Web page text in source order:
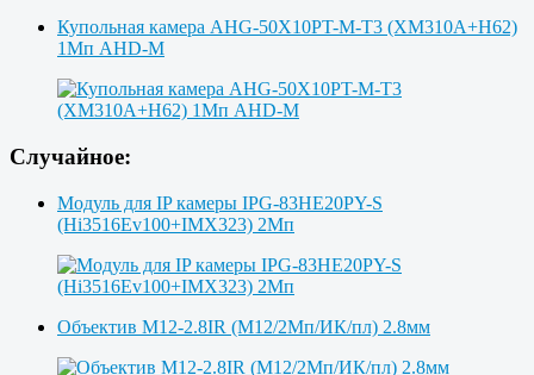
Купольная камера AHG-50X10PT-M-T3 (XM310A+H62)
1Мп AHD-M
Случайное:
Модуль для IP камеры IPG-83HE20PY-S
(Hi3516Ev100+IMX323) 2Мп
Объектив M12-2.8IR (M12/2Мп/ИК/пл) 2.8мм